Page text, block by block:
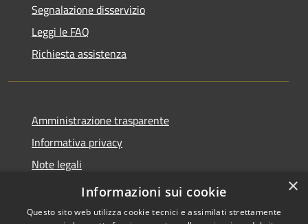
Segnalazione disservizio
Leggi le FAQ
Richiesta assistenza
Amministrazione trasparente
Informativa privacy
Note legali
Dichiarazione di accessibilità
×
Informazioni sui cookie
Questo sito web utilizza cookie tecnici e assimilati strettamente